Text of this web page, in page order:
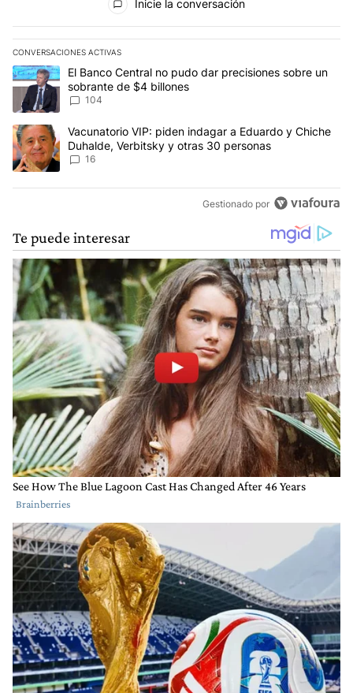
Inicie la conversación
CONVERSACIONES ACTIVAS
Este listado muestra los artículos con más comentarios en los
Un artículo de tendencia con el título "El Banco Central no pudo
El Banco Central no pudo dar precisiones sobre un
sobrante de $4 billones
104
Un artículo de tendencia con el título "Vacunatorio VIP: piden
Vacunatorio VIP: piden indagar a Eduardo y Chiche
Duhalde, Verbitsky y otras 30 personas
16
Gestionado por